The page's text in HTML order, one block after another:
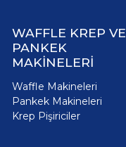
WAFFLE KREP VE
PANKEK
MAKİNELERİ
Waffle Makineleri
Pankek Makineleri
Krep Pişiriciler